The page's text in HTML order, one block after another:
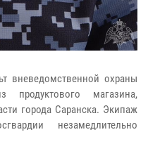
вневедомственной охраны
продуктового магазина,
города Саранска. Экипаж
незамедлительно